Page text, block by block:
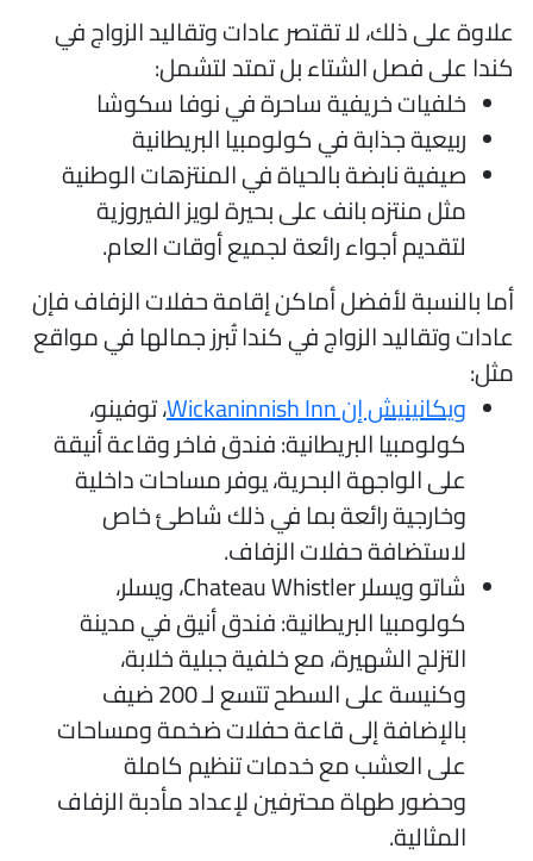
على ذلك، لا تقتصر عادات وتقاليد الزواج في
على فصل الشتاء بل تمتد لتشمل:
خلفيات خريفية ساحرة في نوفا سكوشا
ربيعية جذابة في كولومبيا البريطانية
صيفية نابضة بالحياة في المنتزهات الوطنية
مثل منتزه بانف على بحيرة لويز الفيروزية
لتقديم أجواء رائعة لجميع أوقات العام.
بالنسبة لأفضل أماكن إقامة حفلات الزفاف فإن
وتقاليد الزواج في كندا تُبرز جمالها في مواقع
ويكانينيش إن Wickaninnish Inn
، توفينو،
كولومبيا البريطانية: فندق فاخر وقاعة أنيقة
على الواجهة البحرية، يوفر مساحات داخلية
وخارجية رائعة بما في ذلك شاطئ خاص
لاستضافة حفلات الزفاف.
شاتو ويسلر Chateau Whistler، ويسلر،
كولومبيا البريطانية: فندق أنيق في مدينة
التزلج الشهيرة، مع خلفية جبلية خلابة،
وكنيسة على السطح تتسع لـ 200 ضيف
بالإضافة إلى قاعة حفلات ضخمة ومساحات
على العشب مع خدمات تنظيم كاملة
وحضور طهاة محترفين لإعداد مأدبة الزفاف
المثالية.